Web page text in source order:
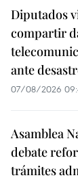
Diputados
compartir
ante
07/08/2026
Asamblea
debate
trámites